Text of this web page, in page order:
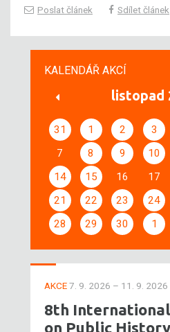
Poslat článek
Sdílet článek
KALENDÁŘ AKCÍ
listopad
31 1 2 3
7
8 9 10
14
15 16 17
21
22 23 24
28
29 30 1
AKCE7. 9. 2026 – 11. 9. 2026
8th
on Public History